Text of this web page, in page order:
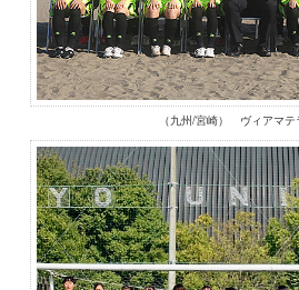
（九州/宮崎） ヴィアマテ